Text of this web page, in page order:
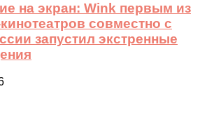
на экран: Wink первым из
совместно с
запустил экстренные